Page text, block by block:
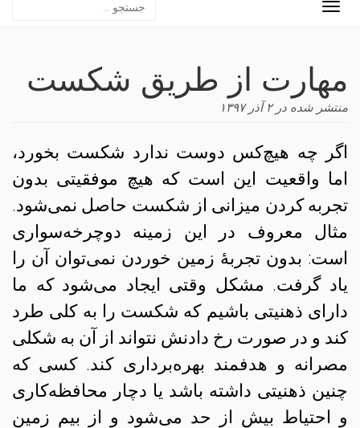
Toggle
مهارت از طریق شکست
منتشر شده در۲ آذر ۱۳۹۷
اگر چه هیچ‌کس دوست ندارد شکست بخورد،
اما واقعیت این است که هیچ موفقیتی بدون
تجربه کردن میزانی از شکست حاصل نمی‌شود.
مثال معروف در این زمینه دوچرخه‌سواری
است: بدون تجربهٔ زمین خوردن نمی‌توان آن را
یاد گرفت. مشکل وقتی ایجاد می‌شود که ما
دارای ذهنیتی باشیم که شکست را به کلی طرد
کند و در صورت رخ دادنش نتواند از آن به شکلی
مصرانه و هدفمند بهره‌برداری کند. کسی که
چنین ذهنیتی داشته باشد یا دچار محافظه‌کاری
و احتیاط بیش از حد می‌شود و از بیم زمین